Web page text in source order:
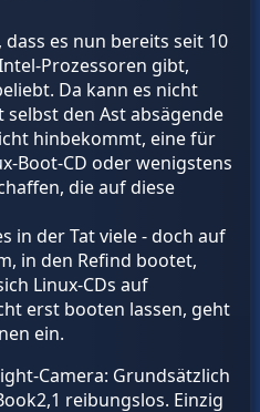
es nun bereits seit 10
Prozessoren gibt,
Da kann es nicht
selbst den Ast absägende
hinbekommt, eine für
Boot-CD oder wenigstens
die auf diese
in der Tat viele - doch auf
in den Refind bootet,
Linux-CDs auf
erst booten lassen, geht
ein.
Camera: Grundsätzlich
reibungslos. Einzig